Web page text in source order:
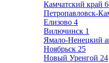
Камчатский край
Петропавловск-
Елизово 4
Вилючинск 1
Ямало-Ненецкий
Ноябрьск 25
Новый Уренгой 24